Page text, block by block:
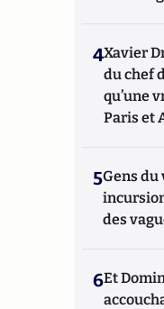
4Xavier
du chef
qu’une
Paris et
5Gens du
des
6Et